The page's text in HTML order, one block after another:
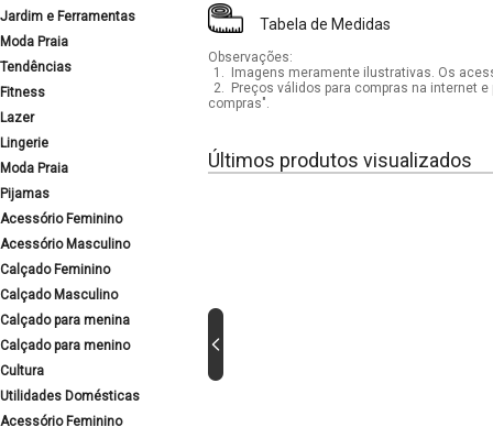
Jardim e Ferramentas
Moda Praia
Tendências
Fitness
Lazer
Lingerie
Moda Praia
Pijamas
Acessório Feminino
Acessório Masculino
Calçado Feminino
Calçado Masculino
Calçado para menina
Calçado para menino
Cultura
Utilidades Domésticas
Acessório Feminino
Tabela de Medidas
Observações:
1.
Imagens meramente ilustrativas. Os
2.
Preços válidos para compras na internet
compras".
Últimos produtos visualizados